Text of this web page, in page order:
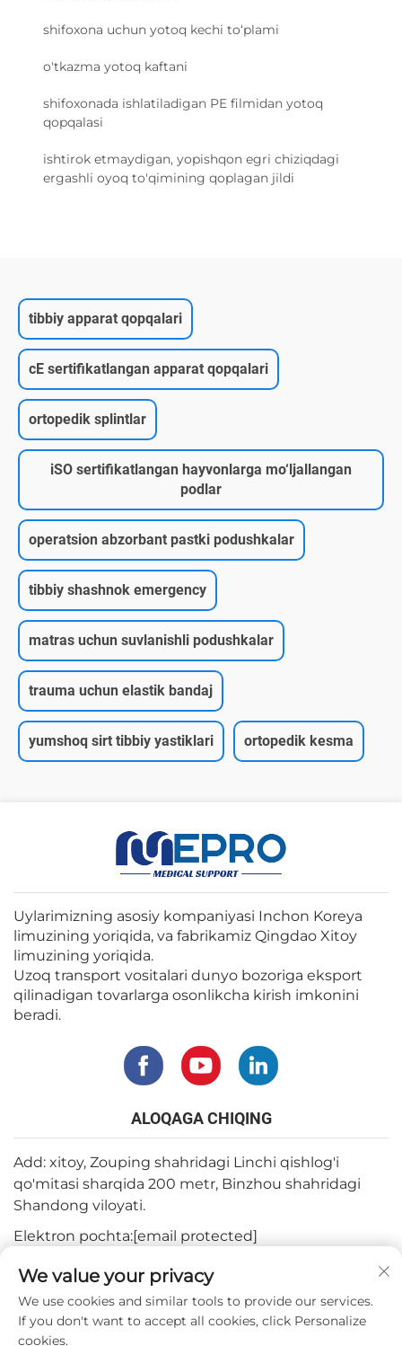
shifoxona uchun yotoq kechi to‘plami
o'tkazma yotoq kaftani
shifoxonada ishlatiladigan PE filmidan yotoq
qopqalasi
ishtirok etmaydigan, yopishqon egri chiziqdagi
ergashli oyoq to'qimining qoplagan jildi
tibbiy apparat qopqalari
cE sertifikatlangan apparat qopqalari
ortopedik splintlar
iSO sertifikatlangan hayvonlarga mo‘ljallangan
podlar
operatsion abzorbant pastki podushkalar
tibbiy shashnok emergency
matras uchun suvlanishli podushkalar
trauma uchun elastik bandaj
yumshoq sirt tibbiy yastiklari ortopedik kesma
Uylarimizning asosiy kompaniyasi Inchon Koreya
limuzining yoriqida, va fabrikamiz Qingdao Xitoy
limuzining yoriqida.
Uzoq transport vositalari dunyo bozoriga eksport
qilinadigan tovarlarga osonlikcha kirish imkonini
beradi.
ALOQAGA CHIQING
Add: xitoy, Zouping shahridagi Linchi qishlog'i
qo'mitasi sharqida 200 metr, Binzhou shahridagi
Shandong viloyati.
Elektron pochta:[email protected]
Tel:+82-3180427370
Telefon: +86-15564344404
WhatsApp: +82-1022396668
We value your privacy
We use cookies and similar tools to provide our services.
If you don't want to accept all cookies, click Personalize
cookies.